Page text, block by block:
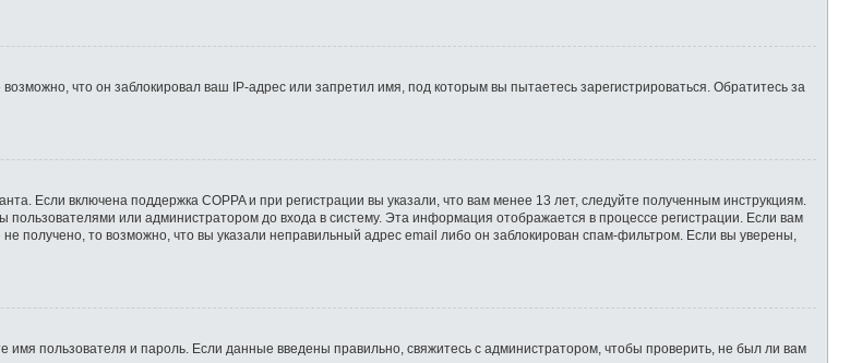
что он заблокировал ваш IP-адрес или запретил имя, под которым вы пытаетесь зарегистрироваться. Обратитесь за
Если включена поддержка COPPA и при регистрации вы указали, что вам менее 13 лет, следуйте полученным инструкциям.
или администратором до входа в систему. Эта информация отображается в процессе регистрации. Если вам
то возможно, что вы указали неправильный адрес email либо он заблокирован спам-фильтром. Если вы уверены,
имя пользователя и пароль. Если данные введены правильно, свяжитесь с администратором, чтобы проверить, не был ли вам